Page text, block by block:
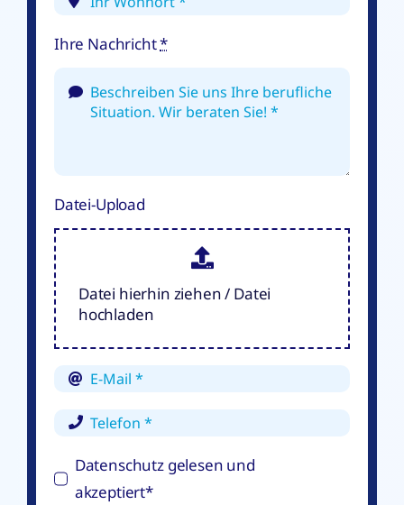
Ihre Nachricht*
Datei-Upload
Datei hierhin ziehen / Datei
hochladen
Datenschutz gelesen und
akzeptiert*